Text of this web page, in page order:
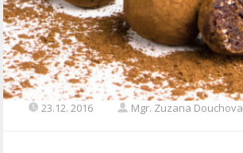
23.12. 2016 Mgr. Zuzana Douchova